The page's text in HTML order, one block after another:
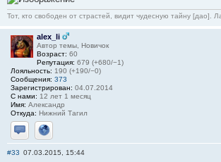
Тот, кто свободен от страстей, видит чудесную тайну [дао].
alex_li
Автор темы, Новичок
Возраст: 60
Репутация: 679 (+680/−1)
Лояльность: 190 (+190/−0)
Сообщения: 373
Зарегистрирован: 04.07.2014
С нами: 12 лет 1 месяц
Имя: Александр
Откуда: Нижний Тагил
Отправить личное сообщение
Сайт
#33 07.03.2015, 15:44